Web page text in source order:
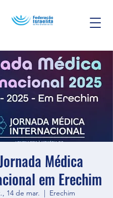
Médica
em Erechim
14 de mar.
  |
Erechim